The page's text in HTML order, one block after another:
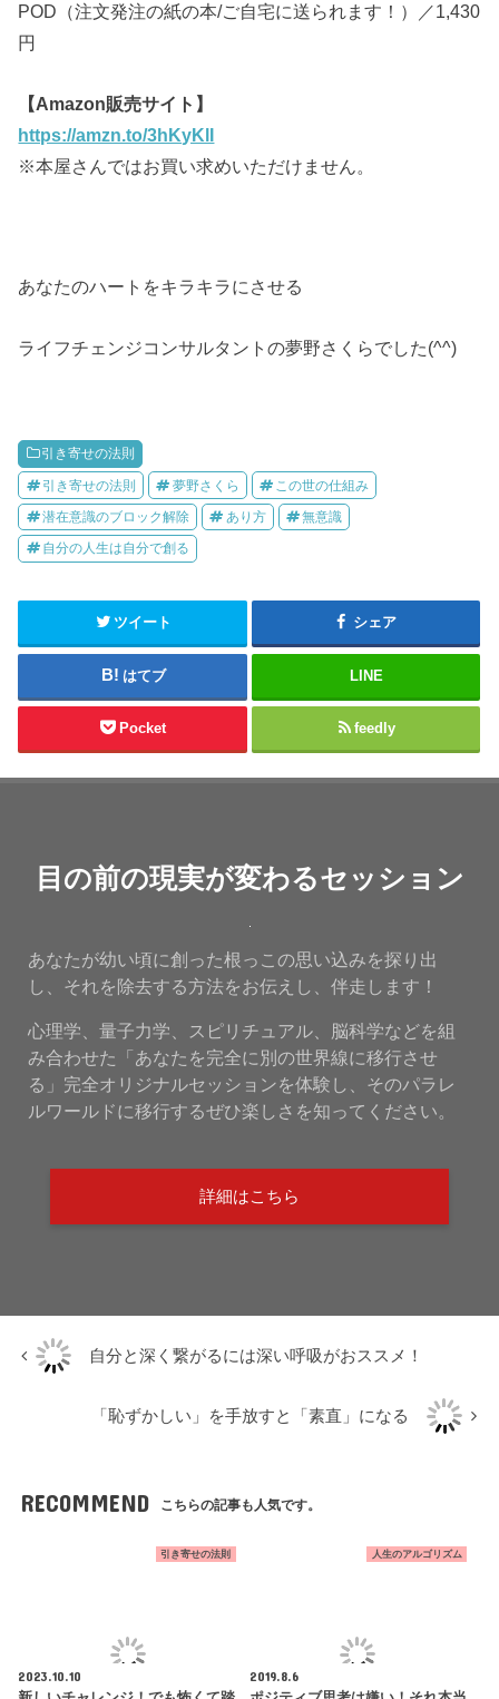
POD（注文発注の紙の本/ご自宅に送られます！）／1,430
円
【Amazon販売サイト】
https://amzn.to/3hKyKlI
※本屋さんではお買い求めいただけません。
あなたのハートをキラキラにさせる
ライフチェンジコンサルタントの夢野さくらでした(^^)
引き寄せの法則
引き寄せの法則 夢野さくら この世の仕組み
潜在意識のブロック解除 あり方 無意識
自分の人生は自分で創る
ツイート シェア
はてブ LINE
Pocket feedly
目の前の現実が変わるセッション
あなたが幼い頃に創った根っこの思い込みを探り出
し、それを除去する方法をお伝えし、伴走します！
心理学、量子力学、スピリチュアル、脳科学などを組
み合わせた「あなたを完全に別の世界線に移行させ
る」完全オリジナルセッションを体験し、そのパラレ
ルワールドに移行するぜひ楽しさを知ってください。
詳細はこちら
自分と深く繋がるには深い呼吸がおススメ！
「恥ずかしい」を手放すと「素直」になる
RECOMMEND こちらの記事も人気です。
引き寄せの法則
2023.10.10
人生のアルゴリズム
2019.8.6